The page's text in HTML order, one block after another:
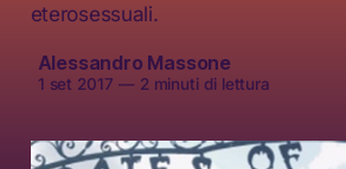
eterosessuali.
Alessandro Massone
1 set 2017 —2 minuti di lettura